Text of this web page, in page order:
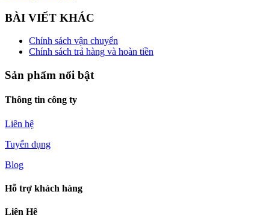
BÀI VIẾT KHÁC
Chính sách vận chuyển
Chính sách trả hàng và hoàn tiền
Sản phẩm nổi bật
Thông tin công ty
Liên hệ
Tuyển dụng
Blog
Hỗ trợ khách hàng
Liên Hệ